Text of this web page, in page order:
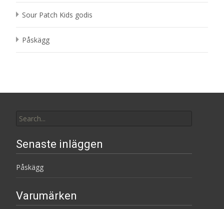
Sour Patch Kids godis
Påskägg
for:
Senaste inläggen
Påskägg
Varumärken